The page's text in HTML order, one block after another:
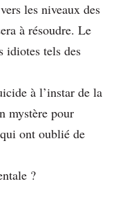
les niveaux des
à résoudre. Le
idiotes tels des
à l’instar de la
mystère pour
ont oublié de
?